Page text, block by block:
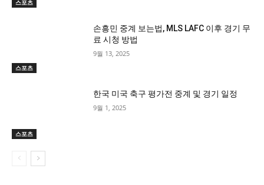
스포츠
스포츠
손흥민 중계 보는법, MLS LAFC 이후 경기 무
료 시청 방법
9월 13, 2025
스포츠
한국 미국 축구 평가전 중계 및 경기 일정
9월 1, 2025